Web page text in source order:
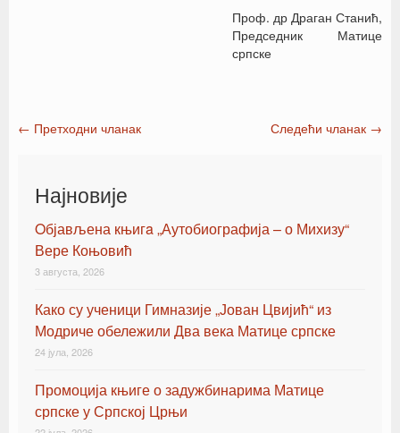
Проф. др Драган Станић,
Председник Матице
српске
Post navigation
Следећи чланак →
← Претходни чланак
Најновије
Oбјављена књигa „Аутобиографија – о Михизу“
Вере Коњовић
3 августа, 2026
Како су ученици Гимназије „Јован Цвијић“ из
Модриче обележили Два века Матице српске
24 јула, 2026
Промоција књиге о задужбинарима Матице
српске у Српској Црњи